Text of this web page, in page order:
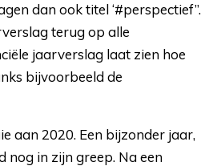
dan ook titel ‘#perspectief”.
terug op alle
jaarverslag laat zien hoe
bijvoorbeeld de
aan 2020. Een bijzonder jaar,
nog in zijn greep. Na een